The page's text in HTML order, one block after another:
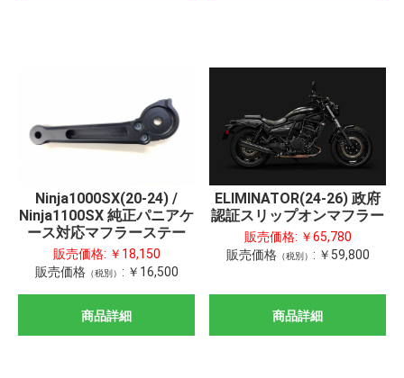
Ninja1000SX(20-24) /
Ninja1100SX 純正パニアケ
ース対応マフラーステー
販売価格: ￥18,150
販売価格（税別） : ￥16,500
商品詳細
ELIMINATOR(24-26) 政府
認証スリップオンマフラー
販売価格: ￥65,780
販売価格（税別） : ￥59,800
商品詳細